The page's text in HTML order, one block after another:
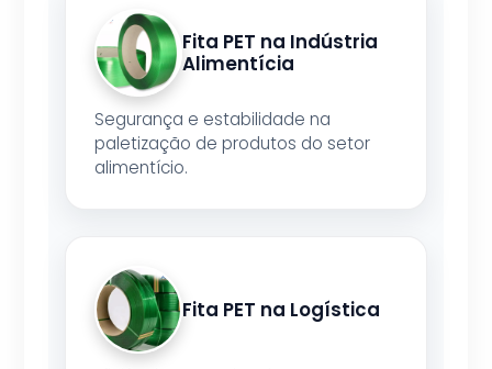
Fita PET na Indústria
Alimentícia
Segurança e estabilidade na
paletização de produtos do setor
alimentício.
Fita PET na Logística